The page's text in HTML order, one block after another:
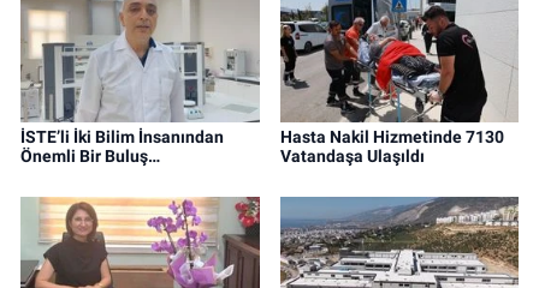
İSTE’li İki Bilim İnsanından
Önemli Bir Buluş…
Hasta Nakil Hizmetinde 7130
Vatandaşa Ulaşıldı